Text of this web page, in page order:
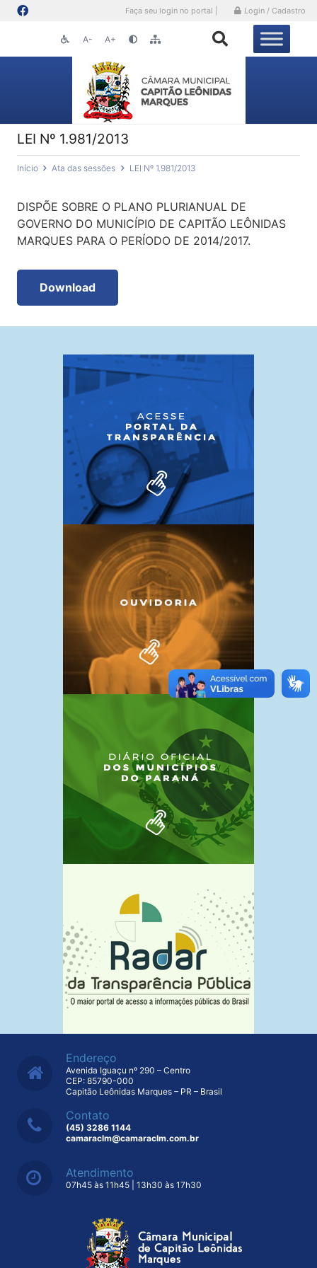
Faça seu login no portal | Login / Cadastro
A- A+
LEI Nº 1.981/2013
Início Ata das sessões LEI Nº 1.981/2013
DISPÕE SOBRE O PLANO PLURIANUAL DE
GOVERNO DO MUNICÍPIO DE CAPITÃO LEÔNIDAS
MARQUES PARA O PERÍODO DE 2014/2017.
Download
Endereço
Avenida Iguaçu nº 290 – Centro
CEP: 85790-000
Capitão Leônidas Marques – PR – Brasil
Contato
(45) 3286 1144
camaraclm@camaraclm.com.br
Atendimento
07h45 às 11h45 | 13h30 às 17h30